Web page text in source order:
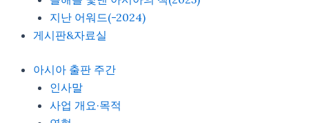
지난 어워드(-2024)
게시판&자료실
아시아 출판 주간
인사말
사업 개요·목적